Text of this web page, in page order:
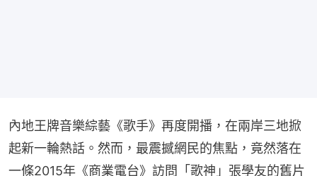
內地王牌音樂綜藝《歌手》再度開播，在兩岸三地掀
起新一輪熱話。然而，最震撼網民的焦點，竟然落在
一條2015年《商業電台》訪問「歌神」張學友的舊片